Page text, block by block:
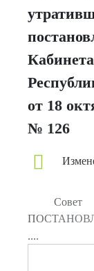
от 18
№ 126
Совет
....